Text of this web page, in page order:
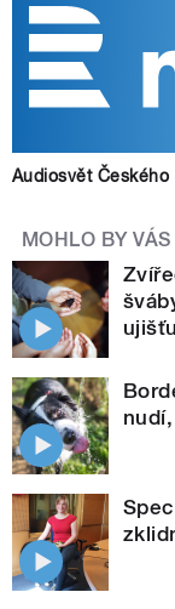
Audiosvět
MOHLO BY